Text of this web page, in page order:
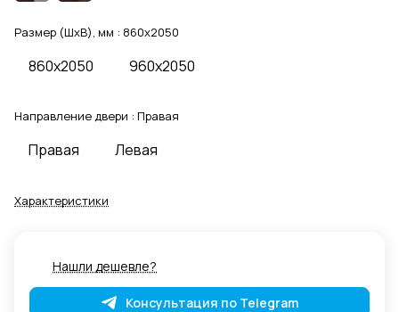
Размер (ШхВ), мм : 860x2050
860x2050 960x2050
Направление двери : Правая
Правая Левая
Характеристики
Нашли дешевле?
Консультация по Telegram